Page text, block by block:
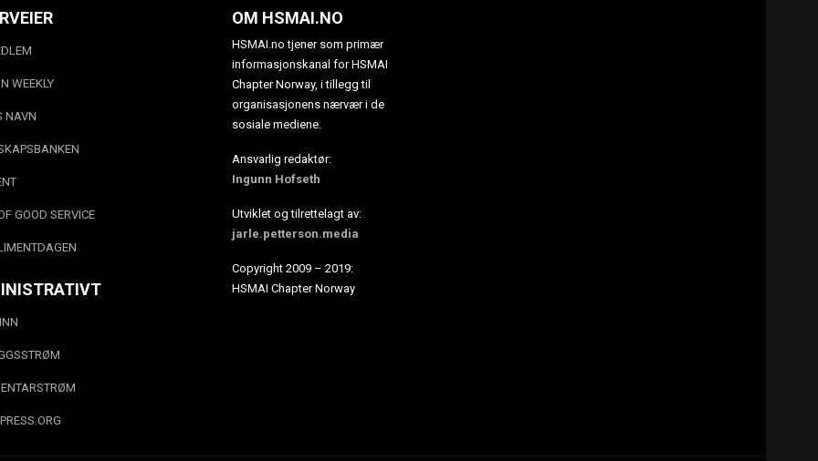
WEEKLY
NAVN
GOOD SERVICE
OM HSMAI.NO
HSMAI.no tjener som primær
informasjonskanal for HSMAI
Chapter Norway, i tillegg til
organisasjonens nærvær i de
sosiale mediene.
Ansvarlig redaktør:
Ingunn Hofseth
Utviklet og tilrettelagt av:
jarle.petterson.media
Copyright 2009 – 2019:
HSMAI Chapter Norway